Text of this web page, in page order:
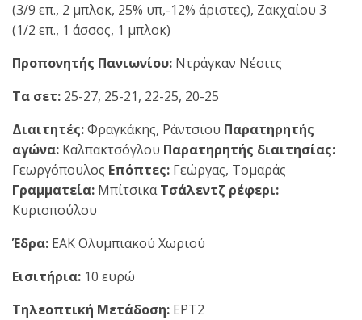
(3/9 επ., 2 μπλοκ, 25% υπ,-12% άριστες), Ζακχαίου 3
(1/2 επ., 1 άσσος, 1 μπλοκ)
Προπονητής Πανιωνίου: Ντράγκαν Νέσιτς
Τα σετ: 25-27, 25-21, 22-25, 20-25
Διαιτητές:Φραγκάκης, Ράντσιου Παρατηρητής
αγώνα: Καλπακτσόγλου Παρατηρητής διαιτησίας:
Γεωργόπουλος Επόπτες: Γεώργας, Τομαράς
Γραμματεία: ΜπίτσικαΤσάλεντζ ρέφερι:
Κυριοπούλου
Έδρα: ΕΑΚ Ολυμπιακού Χωριού
Εισιτήρια: 10 ευρώ
Τηλεοπτική Μετάδοση: ΕΡΤ2